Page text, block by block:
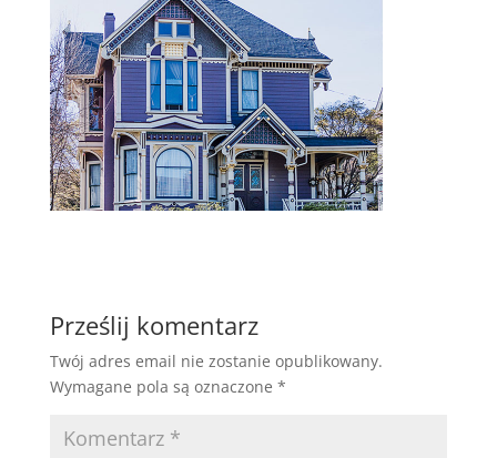
Prześlij komentarz
Twój adres email nie zostanie opublikowany.
Wymagane pola są oznaczone *